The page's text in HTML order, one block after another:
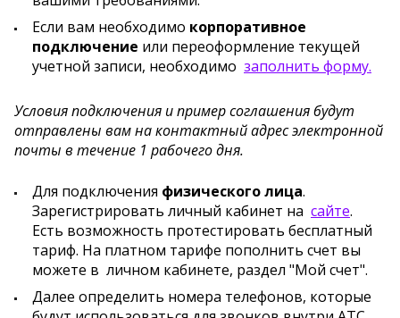
Если вам необходимо корпоративное
подключение или переоформление текущей
учетной записи, необходимо заполнить форму.
Условия подключения и пример соглашения будут
отправлены вам на контактный адрес электронной
почты в течение 1 рабочего дня.
Для подключения физического лица.
Зарегистрировать личный кабинет на сайте.
Есть возможность протестировать бесплатный
тариф. На платном тарифе пополнить счет вы
можете в личном кабинете, раздел "Мой счет".
Далее определить номера телефонов, которые